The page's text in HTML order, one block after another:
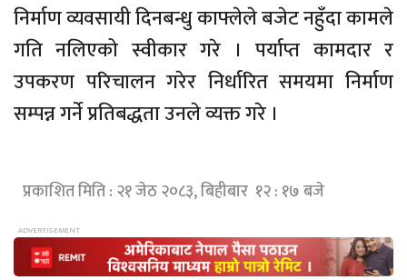
निर्माण व्यवसायी दिनबन्धु काफ्लेले बजेट नहुँदा कामले
गति नलिएको स्वीकार गरे । पर्याप्त कामदार र
उपकरण परिचालन गरेर निर्धारित समयमा निर्माण
सम्पन्न गर्ने प्रतिबद्धता उनले व्यक्त गरे ।
प्रकाशित मिति : २१ जेठ २०८३, बिहीबार १२ : १७ बजे